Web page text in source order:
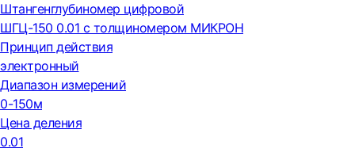
Штангенглубиномер цифровой
ШГЦ-150 0.01 с толщиномером МИКРОН
Принцип действия
электронный
Диапазон измерений
0-150м
Цена деления
0.01